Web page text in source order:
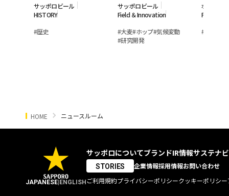
ールと乾杯の歴
史
サッポロビール
HISTORY
#歴史
している若手女
性研究員
サッポロビール
Field ＆Innovation
#大麦#ホップ#気候変動
#研究開発
モン
の裏側
ポッカサ
Field ＆
#
HOME ニュースルーム
JAPANESE|ENGLISH
サッポロについてブランドIR情報サステナ
STORIES 企業情報採用情報お問い合わせ
ご利用規約プライバシーポリシークッキーポリシー